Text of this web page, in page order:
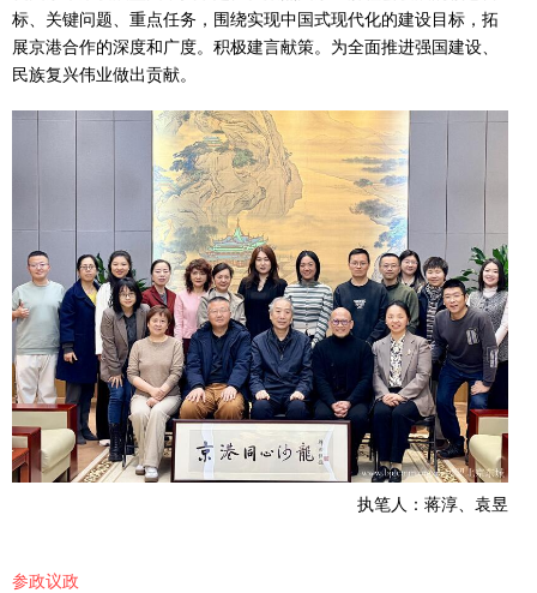
标、关键问题、重点任务，围绕实现中国式现代化的建设目标，拓
展京港合作的深度和广度。积极建言献策。为全面推进强国建设、
民族复兴伟业做出贡献。
执笔人：蒋淳、袁昱
参政议政